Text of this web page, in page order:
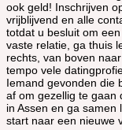
ook geld! Inschrijven
vrijblijvend en alle
totdat u besluit om
vaste relatie, ga thuis
rechts, van boven
tempo vele
Iemand gevonden die
af om gezellig te gaan
in Assen en ga
start naar een nieuwe